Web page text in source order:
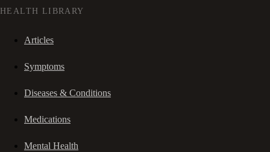
HEALTH LIBRARY
Articles
Symptoms
Diseases & Conditions
Medications
Mental Health